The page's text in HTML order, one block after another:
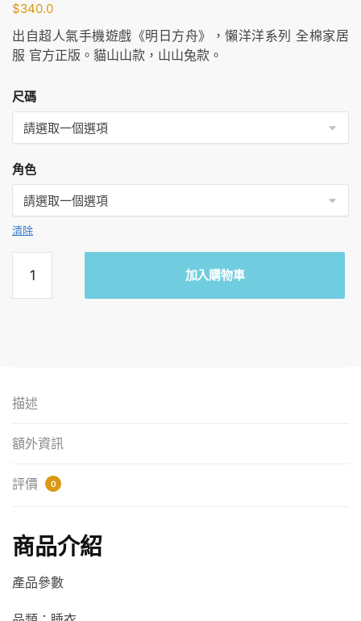
$340.0
出自超人氣手機遊戲《明日方舟》，懶洋洋系列 全棉家居
服 官方正版。貓山山款，山山兔款。
尺碼
角色
清除
方舟》
懶洋洋
山山兔
碼）/
碼） 數
量
加入購物車
描述
額外資訊
評價 0
商品介紹
產品參數